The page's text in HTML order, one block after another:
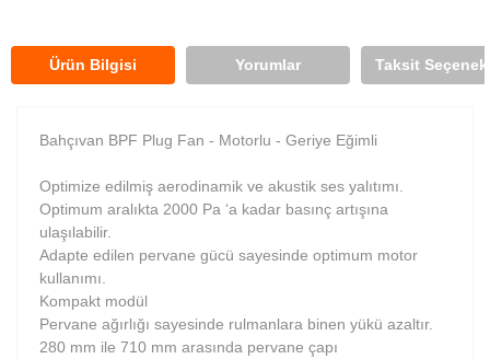
Ürün Bilgisi Yorumlar Taksit
Bahçıvan BPF Plug Fan - Motorlu - Geriye Eğimli
Optimize edilmiş aerodinamik ve akustik ses yalıtımı.
Optimum aralıkta 2000 Pa ‘a kadar basınç artışına
ulaşılabilir.
Adapte edilen pervane gücü sayesinde optimum motor
kullanımı.
Kompakt modül
Pervane ağırlığı sayesinde rulmanlara binen yükü azaltır.
280 mm ile 710 mm arasında pervane çapı